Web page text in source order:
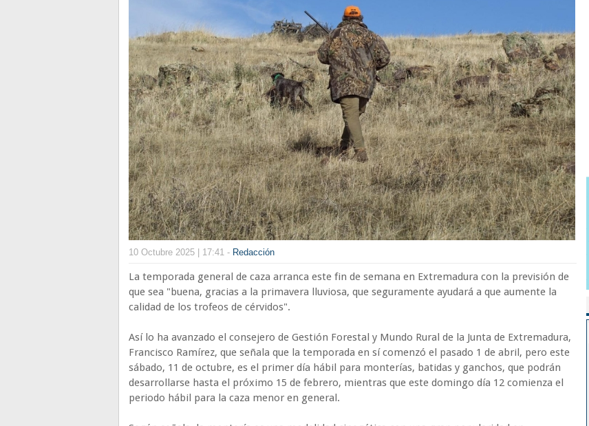
10 Octubre 2025 | 17:41 - Redacción
La temporada general de caza arranca este fin de semana en Extremadura con la previsión de
que sea "buena, gracias a la primavera lluviosa, que seguramente ayudará a que aumente la
calidad de los trofeos de cérvidos".
Así lo ha avanzado el consejero de Gestión Forestal y Mundo Rural de la Junta de Extremadura,
Francisco Ramírez, que señala que la temporada en sí comenzó el pasado 1 de abril, pero este
sábado, 11 de octubre, es el primer día hábil para monterías, batidas y ganchos, que podrán
desarrollarse hasta el próximo 15 de febrero, mientras que este domingo día 12 comienza el
periodo hábil para la caza menor en general.